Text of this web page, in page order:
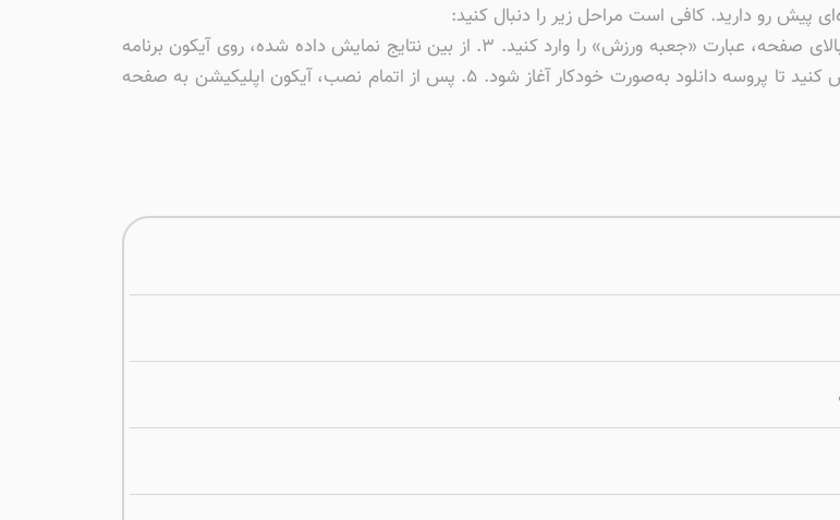
پیش رو دارید. کافی است مراحل زیر را دنبال کنید:
۱. ابتدا وارد اپ استور معتبر ایرانی سیبچه شوید. ۲. در نوار جستجوی بالای صفحه، عبارت «جعبه ورزش» را وارد کنید. ۳. از بین نتایج نمایش داده شده، روی آیکون برنامه
کلیک کنید تا وارد صفحه اختصاصی آن شوید. ۴. دکمه «نصب» را لمس کنید تا پروسه دانلود به‌صورت خودکار آغاز شود. ۵. پس از اتمام نصب، آیکون اپلیکیشن به صفحه